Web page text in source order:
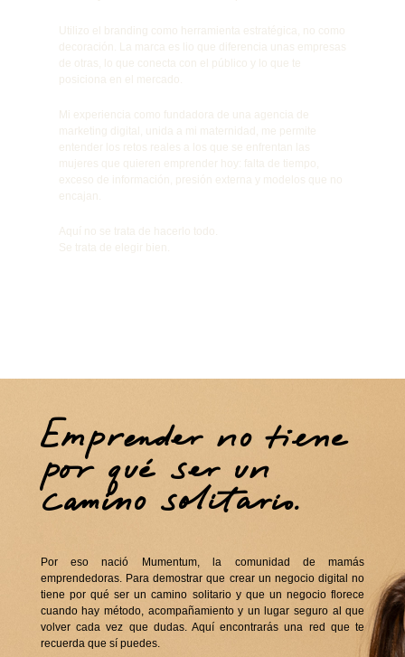
Utilizo el branding como herramienta estratégica, no como
decoración. La marca es lio que diferencia unas empresas
de otras, lo que conecta con el público y lo que te
posiciona en el mercado.
Mi experiencia como fundadora de una agencia de
marketing digital, unida a mi maternidad, me permite
entender los retos reales a los que se enfrentan las
mujeres que quieren emprender hoy: falta de tiempo,
exceso de información, presión externa y modelos que no
encajan.
Aquí no se trata de hacerlo todo.
Se trata de elegir bien.
Emprender no tiene
por qué ser un
camino solitario.
Por eso nació Mumentum, la comunidad de mamás
emprendedoras. Para demostrar que crear un negocio digital no
tiene por qué ser un camino solitario y que un negocio florece
cuando hay método, acompañamiento y un lugar seguro al que
volver cada vez que dudas. Aquí encontrarás una red que te
recuerda que sí puedes.